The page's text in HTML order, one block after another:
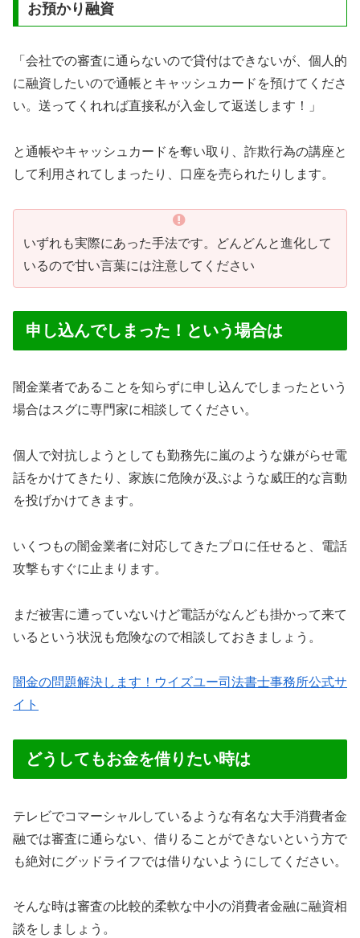
お預かり融資
「会社での審査に通らないので貸付はできないが、個人的
に融資したいので通帳とキャッシュカードを預けてくださ
い。送ってくれれば直接私が入金して返送します！」
と通帳やキャッシュカードを奪い取り、詐欺行為の講座と
して利用されてしまったり、口座を売られたりします。
いずれも実際にあった手法です。どんどんと進化して
いるので甘い言葉には注意してください
申し込んでしまった！という場合は
闇金業者であることを知らずに申し込んでしまったという
場合はスグに専門家に相談してください。
個人で対抗しようとしても勤務先に嵐のような嫌がらせ電
話をかけてきたり、家族に危険が及ぶような威圧的な言動
を投げかけてきます。
いくつもの闇金業者に対応してきたプロに任せると、電話
攻撃もすぐに止まります。
まだ被害に遭っていないけど電話がなんども掛かって来て
いるという状況も危険なので相談しておきましょう。
闇金の問題解決します！ウイズユー司法書士事務所公式サ
イト
どうしてもお金を借りたい時は
テレビでコマーシャルしているような有名な大手消費者金
融では審査に通らない、借りることができないという方で
も絶対にグッドライフでは借りないようにしてください。
そんな時は審査の比較的柔軟な中小の消費者金融に融資相
談をしましょう。